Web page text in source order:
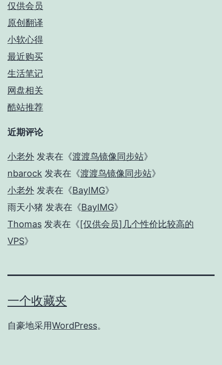
仅供会员
原创翻译
小软心得
最近购买
生活笔记
网盘相关
酷站推荐
近期评论
小老外 发表在《渡渡鸟镜像同步站》
nbarock 发表在《渡渡鸟镜像同步站》
小老外 发表在《BayIMG》
雨天小猪 发表在《BayIMG》
Thomas 发表在《[仅供会员]几个性价比较高的
VPS》
一个收藏夹
自豪地采用WordPress。